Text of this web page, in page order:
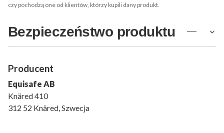
czy pochodzą one od klientów, którzy kupili dany produkt.
Bezpieczeństwo produktu
Producent
Equisafe AB
Knäred 410
312 52 Knäred, Szwecja